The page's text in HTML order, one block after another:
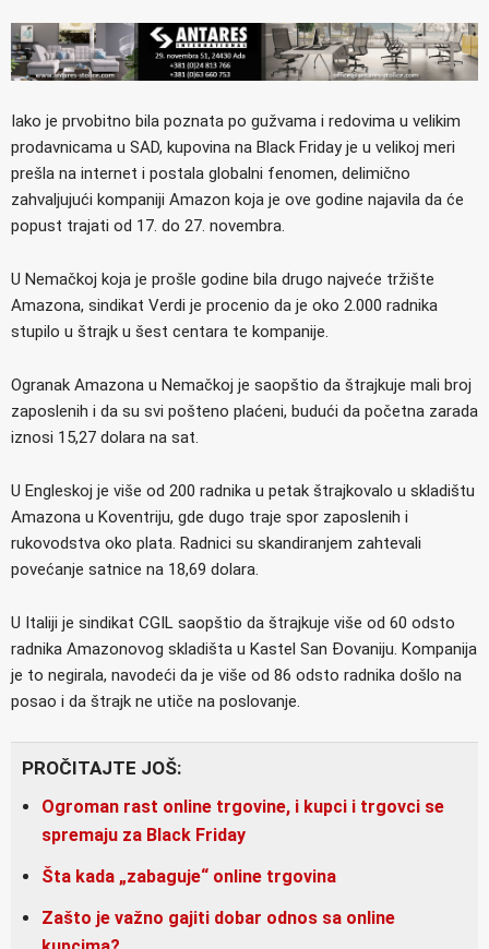
Iako je prvobitno bila poznata po gužvama i redovima u velikim
prodavnicama u SAD, kupovina na Black Friday je u velikoj meri
prešla na internet i postala globalni fenomen, delimično
zahvaljujući kompaniji Amazon koja je ove godine najavila da će
popust trajati od 17. do 27. novembra.
U Nemačkoj koja je prošle godine bila drugo najveće tržište
Amazona, sindikat Verdi je procenio da je oko 2.000 radnika
stupilo u štrajk u šest centara te kompanije.
Ogranak Amazona u Nemačkoj je saopštio da štrajkuje mali broj
zaposlenih i da su svi pošteno plaćeni, budući da početna zarada
iznosi 15,27 dolara na sat.
U Engleskoj je više od 200 radnika u petak štrajkovalo u skladištu
Amazona u Koventriju, gde dugo traje spor zaposlenih i
rukovodstva oko plata. Radnici su skandiranjem zahtevali
povećanje satnice na 18,69 dolara.
U Italiji je sindikat CGIL saopštio da štrajkuje više od 60 odsto
radnika Amazonovog skladišta u Kastel San Đovaniju. Kompanija
je to negirala, navodeći da je više od 86 odsto radnika došlo na
posao i da štrajk ne utiče na poslovanje.
PROČITAJTE JOŠ:
Ogroman rast online trgovine, i kupci i trgovci se
spremaju za Black Friday
Šta kada „zabaguje“ online trgovina
Zašto je važno gajiti dobar odnos sa online